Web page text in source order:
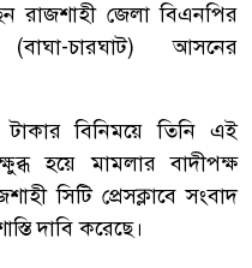
রাজশাহী জেলা বিএনপির
চারঘাট) আসনের
বিনিময়ে তিনি এই
হয়ে মামলার বাদীপক্ষ
সিটি প্রেসক্লাবে সংবাদ
দাবি করেছে।